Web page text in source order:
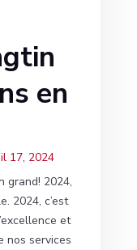
en
17, 2024
grand! 2024,
2024, c’est
et
nos services